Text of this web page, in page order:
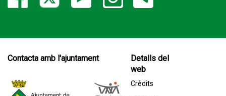
Contacta amb l'ajuntament
Detalls del
web
Crèdits